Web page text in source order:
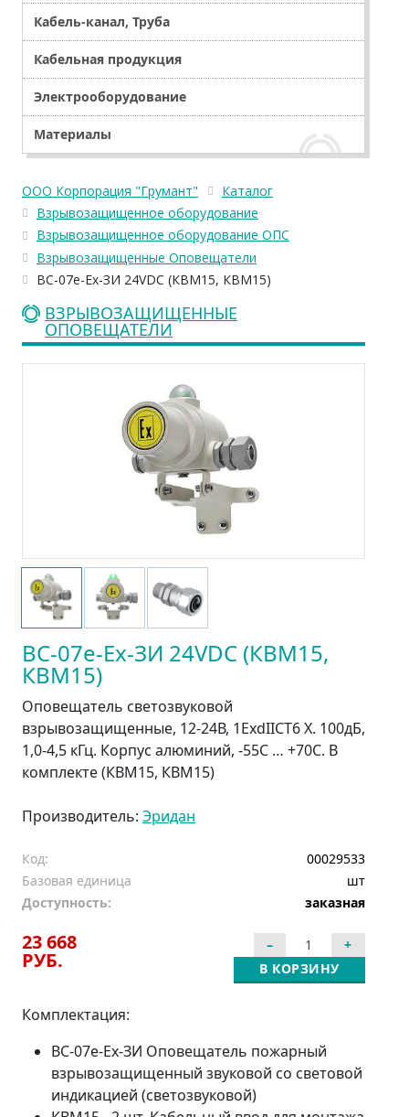
Кабель-канал, Труба
Кабельная продукция
Электрооборудование
Материалы
ООО Корпорация "Грумант"
Каталог
Взрывозащищенное оборудование
Взрывозащищенное оборудование ОПС
Взрывозащищенные Оповещатели
ВС-07е-Ex-ЗИ 24VDC (КВМ15, КВМ15)
ВЗРЫВОЗАЩИЩЕННЫЕ
ОПОВЕЩАТЕЛИ
ВС-07е-Ex-ЗИ 24VDC (КВМ15,
КВМ15)
Оповещатель светозвуковой
взрывозащищенные, 12-24В, 1ЕхdIIСT6 Х. 100дБ,
1,0-4,5 кГц. Корпус алюминий, -55С … +70С. В
комплекте (КВМ15, КВМ15)
Производитель: Эридан
Код:
00029533
Базовая единица
шт
Доступность:
заказная
23 668
РУБ. В КОРЗИНУ
Комплектация:
ВС-07е-Ех-ЗИ Оповещатель пожарный
взрывозащищенный звуковой со световой
индикацией (светозвуковой)